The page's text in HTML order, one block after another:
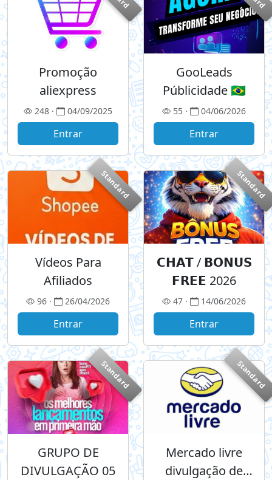
Promoção
aliexpress
248 · 04/09/2025
Entrar
GooLeads
Públicidade 🇧🇷
55 · 04/06/2026
Entrar
Standard
Vídeos Para
Afiliados
96 · 26/04/2026
Entrar
Standard
𝗖𝗛𝗔𝗧 / 𝗕𝗢𝗡𝗨𝗦
𝗙𝗥𝗘𝗘 2026
47 · 14/06/2026
Entrar
Standard
GRUPO DE
DIVULGAÇÃO 05
Standard
Mercado livre
divulgação de